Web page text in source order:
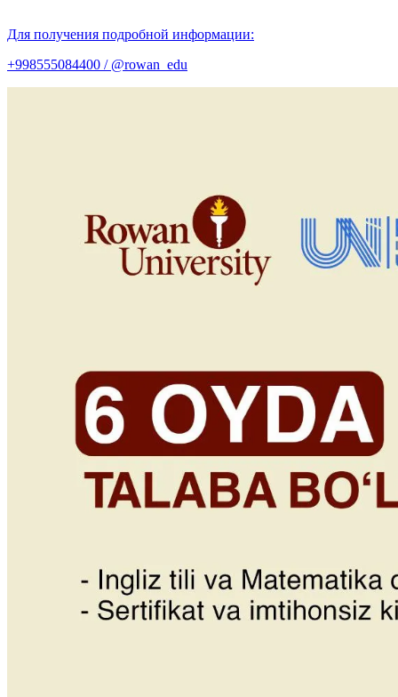
Для получения подробной информации:
+998555084400 / @rowan_edu